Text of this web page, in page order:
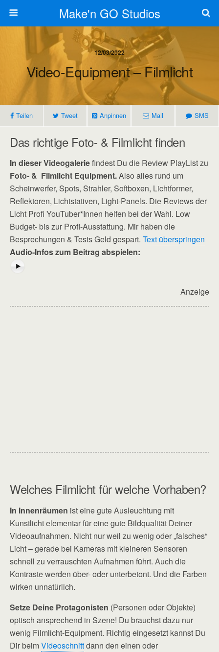
Make'n GO Studios
12/03/2022
Video-Equipment – Filmlicht
Teilen Tweet Anpinnen Mail SMS
Das richtige Foto- & Filmlicht finden
In dieser Videogaleriefindest Du die Review PlayList zu
Foto- & Filmlicht Equipment.Also alles rund um
Scheinwerfer, Spots, Strahler, Softboxen, Lichtformer,
Reflektoren, Lichtstativen, Light-Panels. Die Reviews der
Licht Profi YouTuber*Innen helfen bei der Wahl. Low
Budget- bis zur Profi-Ausstattung. Mir haben die
Besprechungen & Tests Geld gespart. Text überspringen
Audio-Infos zum Beitrag abspielen:
Anzeige
Welches Filmlicht für welche Vorhaben?
In Innenräumen ist eine gute Ausleuchtung mit
Kunstlicht elementar für eine gute Bildqualität Deiner
Videoaufnahmen. Nicht nur weil zu wenig oder „falsches“
Licht – gerade bei Kameras mit kleineren Sensoren
schnell zu verrauschten Aufnahmen führt. Auch die
Kontraste werden über- oder unterbetont. Und die Farben
wirken unnatürlich.
Setze Deine Protagonisten (Personen oder Objekte)
optisch ansprechend in Szene! Du brauchst dazu nur
wenig Filmlicht-Equipment. Richtig eingesetzt kannst Du
Dir beimVideoschnittdann den einen oder